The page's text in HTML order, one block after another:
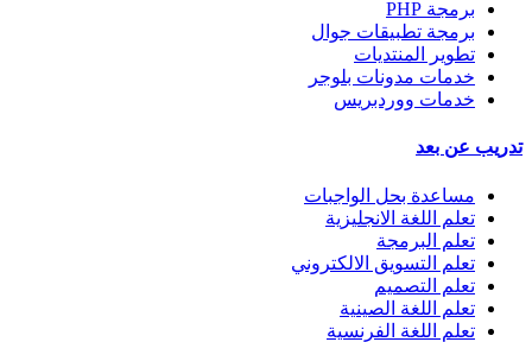
برمجة PHP
برمجة تطبيقات جوال
تطوير المنتديات
خدمات مدونات بلوجر
خدمات ووردبريس
تدريب عن بعد
مساعدة بحل الواجبات
تعلم اللغة الانجليزية
تعلم البرمجة
تعلم التسويق الالكتروني
تعلم التصميم
تعلم اللغة الصينية
تعلم اللغة الفرنسية